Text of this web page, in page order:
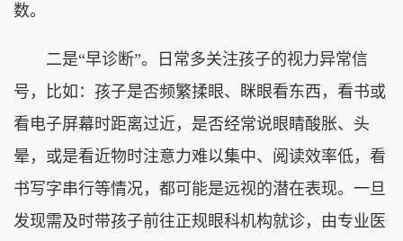
数。
二是“早诊断”。日常多关注孩子的视力异常信
号，比如：孩子是否频繁揉眼、眯眼看东西，看书或
看电子屏幕时距离过近，是否经常说眼睛酸胀、头
晕，或是看近物时注意力难以集中、阅读效率低，看
书写字串行等情况，都可能是远视的潜在表现。一旦
发现需及时带孩子前往正规眼科机构就诊，由专业医